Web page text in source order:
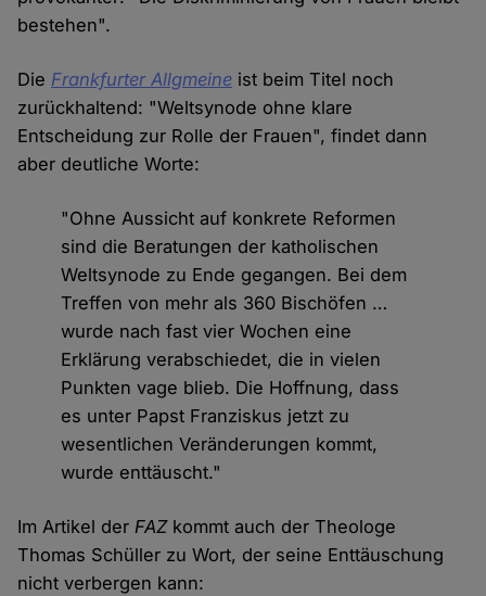
bestehen".
Die Frankfurter Allgmeine ist beim Titel noch
zurückhaltend: "Weltsynode ohne klare
Entscheidung zur Rolle der Frauen", findet dann
aber deutliche Worte:
"Ohne Aussicht auf konkrete Reformen
sind die Beratungen der katholischen
Weltsynode zu Ende gegangen. Bei dem
Treffen von mehr als 360 Bischöfen …
wurde nach fast vier Wochen eine
Erklärung verabschiedet, die in vielen
Punkten vage blieb. Die Hoffnung, dass
es unter Papst Franziskus jetzt zu
wesentlichen Veränderungen kommt,
wurde enttäuscht."
Im Artikel derFAZkommt auch der Theologe
Thomas Schüller zu Wort, der seine Enttäuschung
nicht verbergen kann: